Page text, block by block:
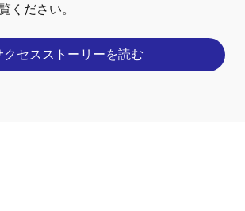
ください。
クセスストーリーを読む